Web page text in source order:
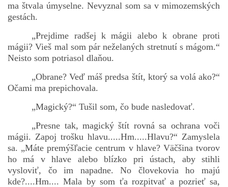
ma štvala úmyselne. Nevyznal som sa v mimozemských
gestách.
„Prejdime radšej k mágii alebo k obrane proti
mágii? Vieš mal som pár neželaných stretnutí s mágom.“
Neisto som potriasol dlaňou.
„Obrane? Veď máš predsa štít, ktorý sa volá ako?“
Očami ma prepichovala.
„Magický?“ Tušil som, čo bude nasledovať.
„Presne tak, magický štít rovná sa ochrana voči
mágii. Zapoj trošku hlavu.....Hm.....Hlavu?“ Zamyslela
sa. „Máte premýšľacie centrum v hlave? Väčšina tvorov
ho má v hlave alebo blízko pri ústach, aby stihli
vysloviť, čo im napadne. No človekovia ho majú
kde?....Hm.... Mala by som ťa rozpitvať a pozrieť sa,